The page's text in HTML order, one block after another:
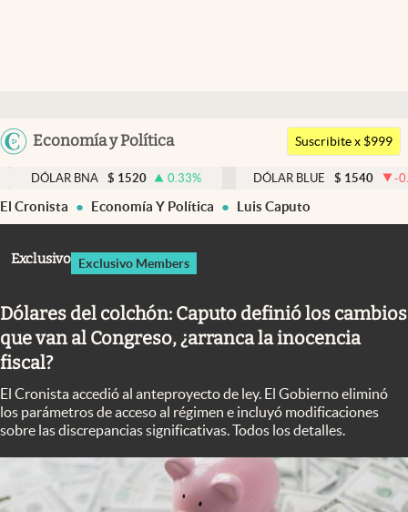
Argentina
Economía y Política
Members
Economía y Política
Finanzas y Mercados
Columnistas
Otras secciones
Infotechnology
Suscribite x $999
$ 1520 0.33% DÓLAR BLUE $ 1540 -0.32%
El Cronista Economía Y Política Luis Caputo
Exclusivo Exclusivo Members
Dólares del colchón: Caputo definió los cambios
que van al Congreso, ¿arranca la inocencia
fiscal?
El Cronista accedió al anteproyecto de ley. El Gobierno eliminó
los parámetros de acceso al régimen e incluyó modificaciones
sobre las discrepancias significativas. Todos los detalles.